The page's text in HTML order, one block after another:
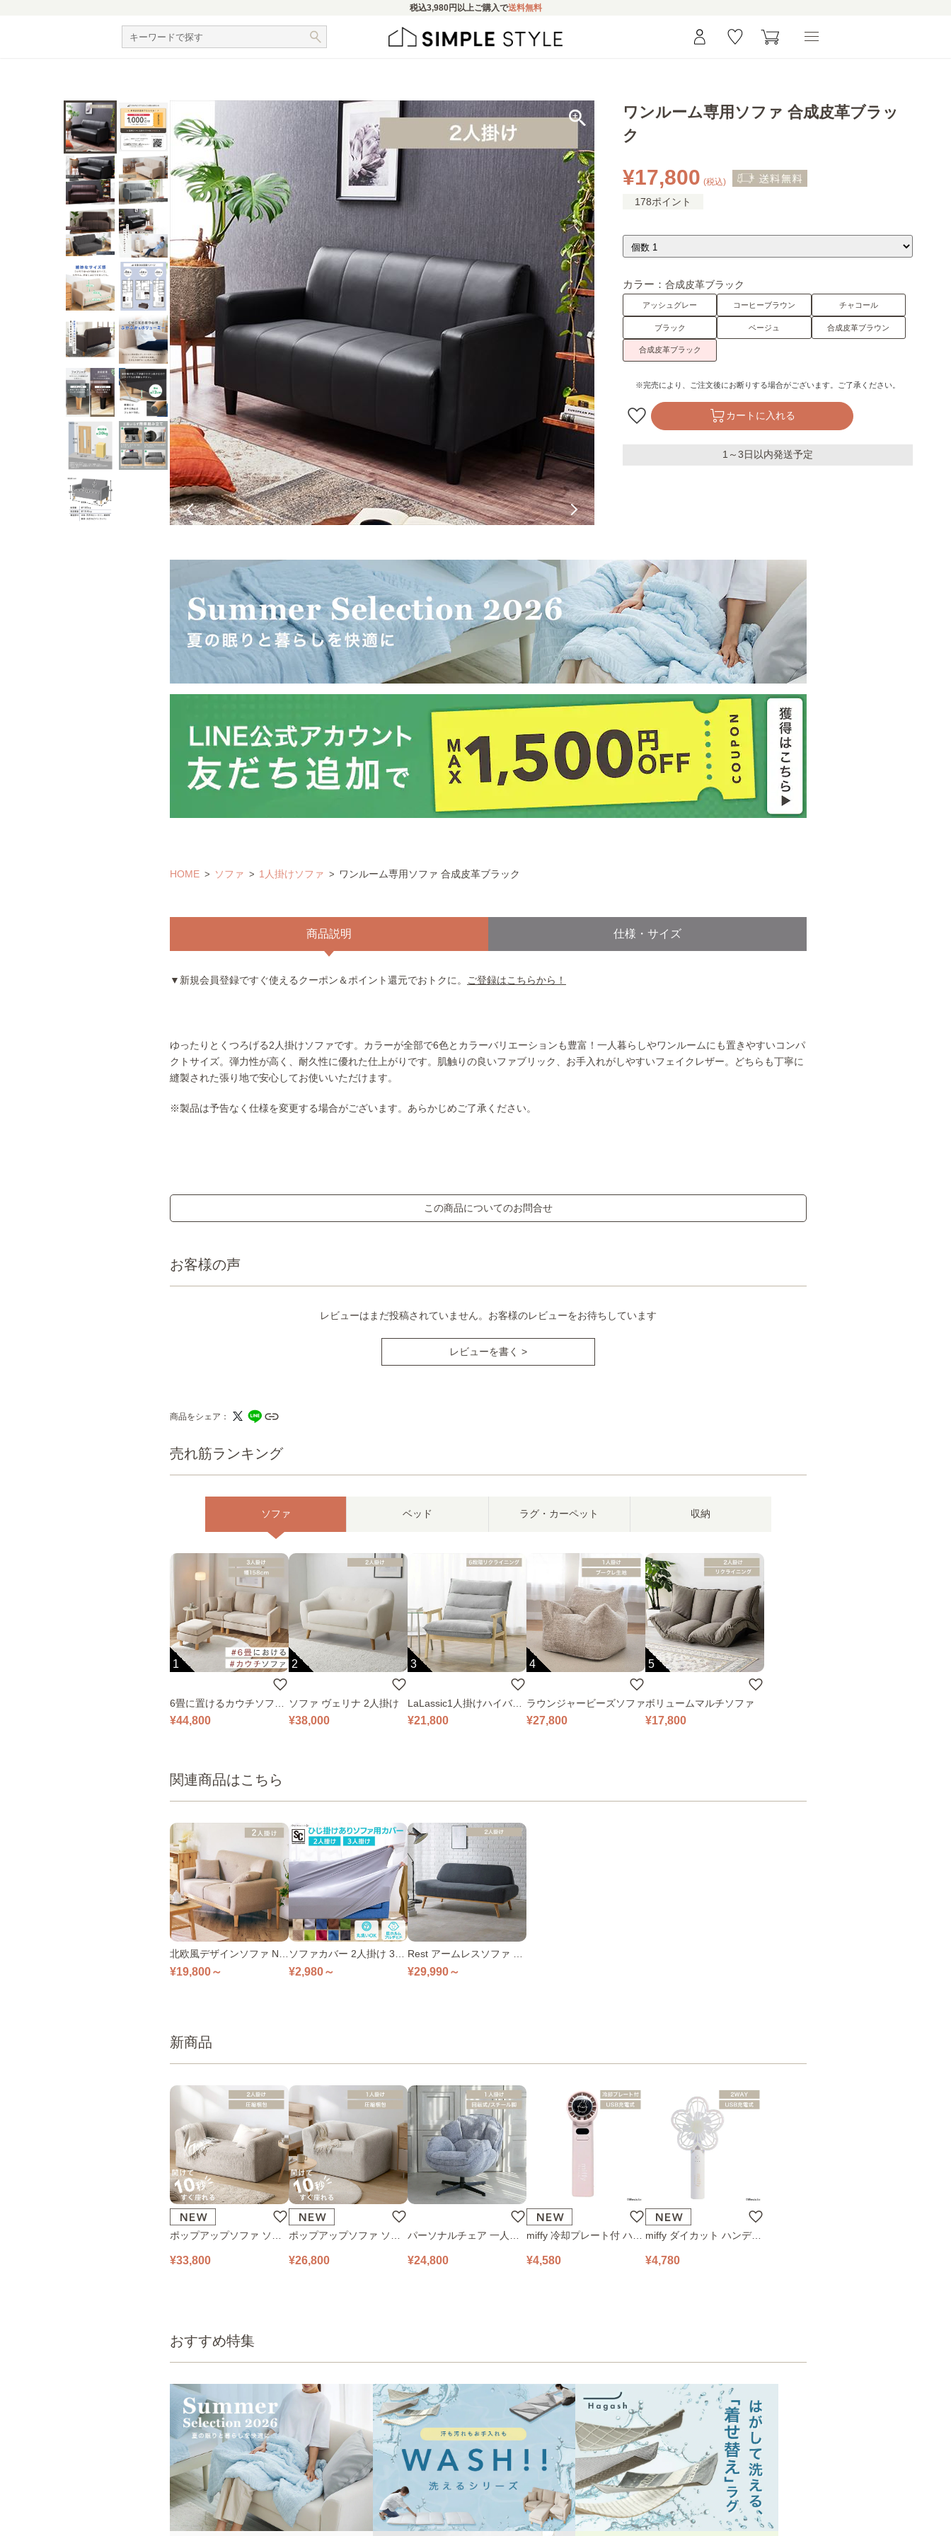
税込3,980円 以上ご購入で送料無料
ワンルーム専用ソファ 合成皮革ブラッ
ク
¥17,800 (税込)
178ポイント
カラー： 合成皮革ブラック
アッシュグレー コーヒーブラウン チャコール
ブラック ベージュ 合成皮革ブラウン
合成皮革ブラック
※完売により、ご注文後にお断りする場合がございます。ご了承ください。
カートに入れる
1～3日以内発送予定
売れ筋ランキング
ソファ ベッド ラグ・カーペット 収納
1
6畳に置けるカウチソファ
｜ベージュ
¥44,800
2
ソファ ヴェリナ 2人掛け
¥38,000
3
LaLassic1人掛けハイバッ
クソファ ワイド
¥21,800
4
ラウンジャービーズソファ
¥27,800
5
ボリュームマルチソファ
¥17,800
関連商品はこちら
北欧風デザインソファ ND
S-2S
¥19,800～
ソファカバー 2人掛け 3人
掛け SCF-20 SCF-30 全10
¥2,980～
Rest アームレスソファ 2
人掛け 4色
¥29,990～
新商品
ポップアップソファ ソフ
2人掛け PUS1-2SA ベージ
¥33,800
ポップアップソファ ソフ
1人掛け PUS1-1SA ベージ
¥26,800
パーソナルチェア 一人掛
ブルーグレー
¥24,800
miffy 冷却プレート付 ハン
ピンク
¥4,580
miffy ダイカット ハンディ
ホワイト
¥4,780
おすすめ特集
HOME ソファ 1人掛けソファ ワンルーム専用ソファ 合成皮革ブラック
商品説明 仕様・サイズ
▼新規会員登録ですぐ使えるクーポン＆ポイント還元でおトクに。 ご登録はこちらから！
ゆったりとくつろげる2人掛けソファです。カラーが全部で6色とカラーバリエーションも豊富！一人暮らしやワンルームにも置きやすいコンパ
クトサイズ。弾力性が高く、耐久性に優れた仕上がりです。肌触りの良いファブリック、お手入れがしやすいフェイクレザー。どちらも丁寧に
縫製された張り地で安心してお使いいただけます。
※製品は予告なく仕様を変更する場合がございます。あらかじめご了承ください。
この商品についてのお問合せ
お客様の声
レビューはまだ投稿されていません。お客様のレビューをお待ちしています
レビューを書く >
商品をシェア